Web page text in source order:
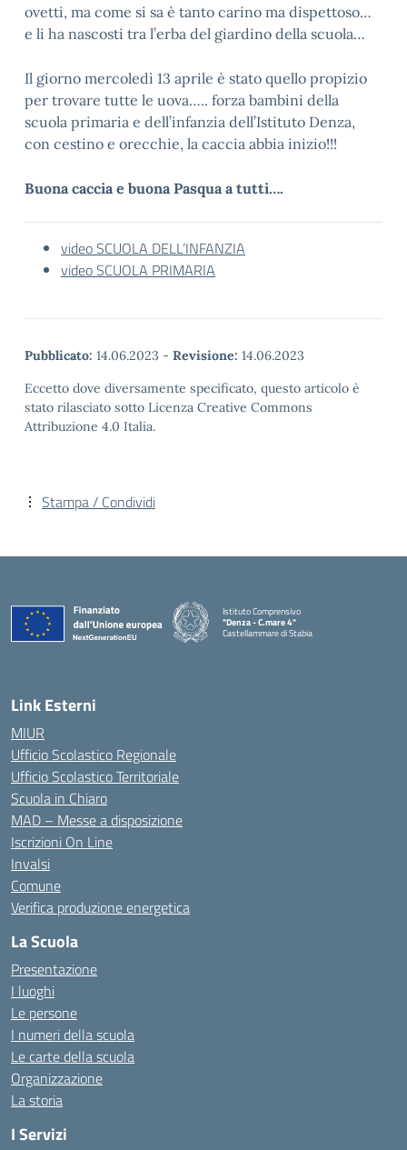
ovetti, ma come si sa è tanto carino ma dispettoso…
e li ha nascosti tra l’erba del giardino della scuola…
Il giorno mercoledì 13 aprile è stato quello propizio
per trovare tutte le uova….. forza bambini della
scuola primaria e dell’infanzia dell’Istituto Denza,
con cestino e orecchie, la caccia abbia inizio!!!
Buona caccia e buona Pasqua a tutti….
video SCUOLA DELL’INFANZIA
video SCUOLA PRIMARIA
Pubblicato: 14.06.2023 - Revisione: 14.06.2023
Eccetto dove diversamente specificato, questo articolo è
stato rilasciato sotto Licenza Creative Commons
Attribuzione 4.0 Italia.
Stampa / Condividi
Istituto Comprensivo
"Denza - C.mare 4"
Castellammare di Stabia
Link Esterni
MIUR
Ufficio Scolastico Regionale
Ufficio Scolastico Territoriale
Scuola in Chiaro
MAD – Messe a disposizione
Iscrizioni On Line
Invalsi
Comune
Verifica produzione energetica
La Scuola
Presentazione
I luoghi
Le persone
I numeri della scuola
Le carte della scuola
Organizzazione
La storia
I Servizi